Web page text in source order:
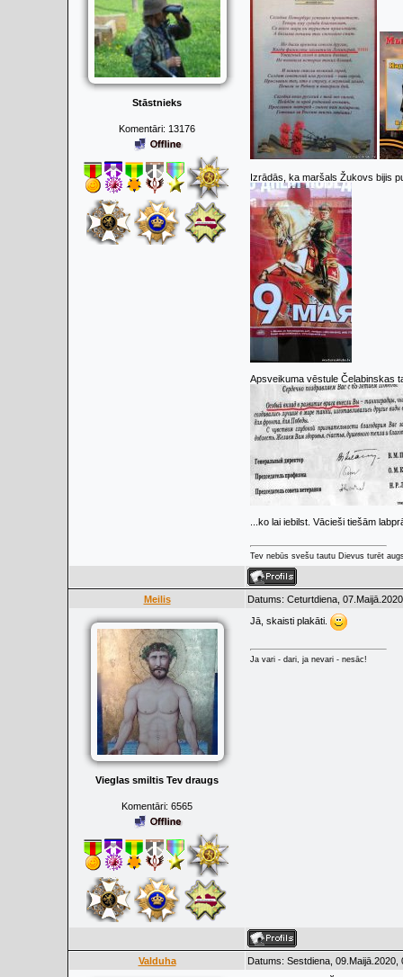
Stāstnieks
Komentāri: 13176
Izrādās, ka maršals Žukovs bijis
Apsveikuma vēstule Čeļabinskas
...ko lai iebilst. Vācieši tiešām
Tev nebūs svešu tautu Dievus turēt
Meilis Datums: Ceturtdiena,
Vieglas smiltis Tev draugs
Komentāri: 6565
Jā, skaisti plakāti.
Ja vari - dari, ja nevari - nesāc!
Valduha
Datums: Sestdiena,